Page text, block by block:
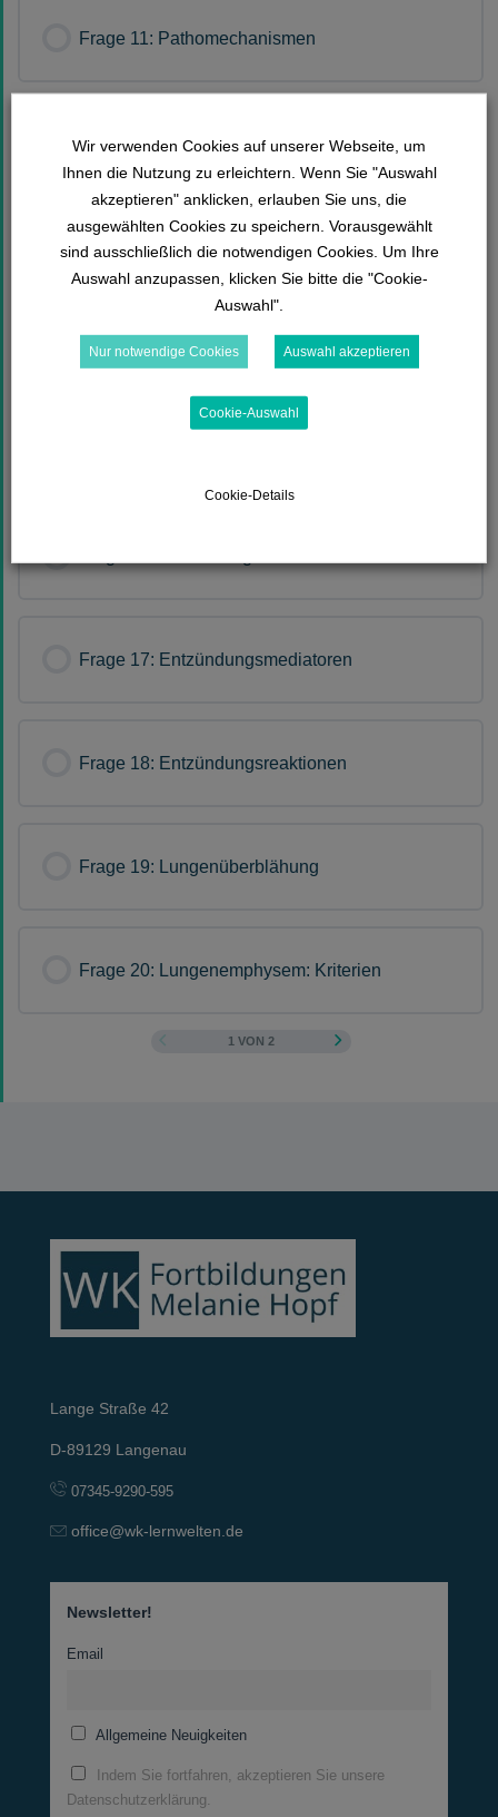
Frage 11: Pathomechanismen
Frage 12: Bronchoparenchymale Brücken
Frage 13: Atemwegsobstruktion
Frage 14: Oxidativer Stress
Frage 17: Entzündungsmediatoren
Frage 18: Entzündungsreaktionen
Frage 19: Lungenüberblähung
Frage 20: Lungenemphysem: Kriterien
1 VON 2
Lange Straße 42
D-89129 Langenau
07345-9290-595
office@wk-lernwelten.de
Newsletter!
Email
Allgemeine Neuigkeiten
Indem Sie fortfahren, akzeptieren Sie unsere
Datenschutzerklärung.
Wir verwenden Cookies auf unserer Webseite, um
Ihnen die Nutzung zu erleichtern. Wenn Sie "Auswahl
akzeptieren" anklicken, erlauben Sie uns, die
ausgewählten Cookies zu speichern. Vorausgewählt
sind ausschließlich die notwendigen Cookies. Um Ihre
Auswahl anzupassen, klicken Sie bitte die "Cookie-
Auswahl".
Nur notwendige Cookies Auswahl akzeptieren
Cookie-Auswahl
Cookie-Details